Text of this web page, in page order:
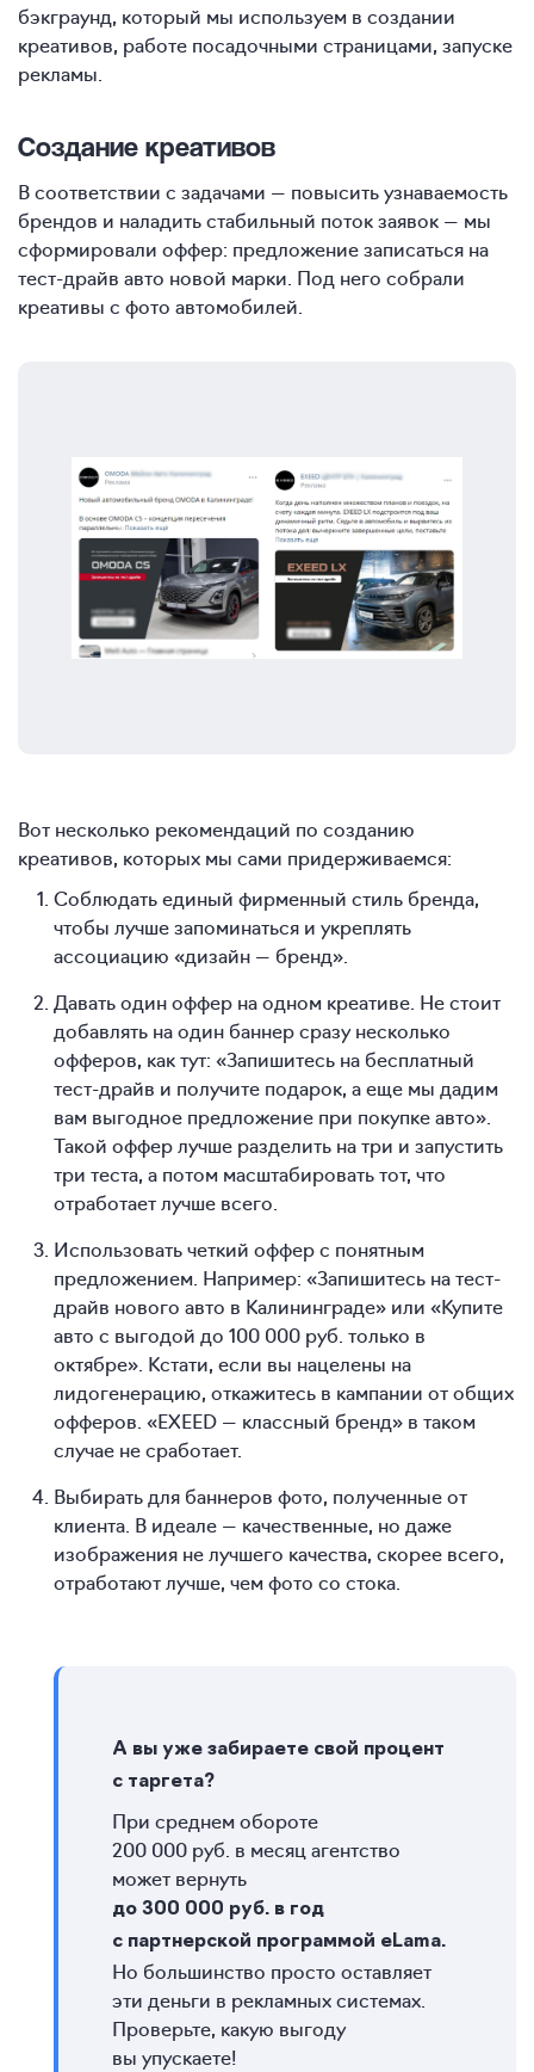
бэкграунд, который мы используем в создании
креативов, работе посадочными страницами, запуске
рекламы.
Создание креативов
В соответствии с задачами — повысить узнаваемость
брендов и наладить стабильный поток заявок — мы
сформировали оффер: предложение записаться на
тест-драйв авто новой марки. Под него собрали
креативы с фото автомобилей.
Вот несколько рекомендаций по созданию
креативов, которых мы сами придерживаемся:
Соблюдать единый фирменный стиль бренда,
чтобы лучше запоминаться и укреплять
ассоциацию «дизайн — бренд».
Давать один оффер на одном креативе. Не стоит
добавлять на один баннер сразу несколько
офферов, как тут: «Запишитесь на бесплатный
тест-драйв и получите подарок, а еще мы дадим
вам выгодное предложение при покупке авто».
Такой оффер лучше разделить на три и запустить
три теста, а потом масштабировать тот, что
отработает лучше всего.
Использовать четкий оффер с понятным
предложением. Например: «Запишитесь на тест-
драйв нового авто в Калининграде» или «Купите
авто с выгодой до 100 000 руб. только в
октябре». Кстати, если вы нацелены на
лидогенерацию, откажитесь в кампании от общих
офферов. «EXEED — классный бренд» в таком
случае не сработает.
Выбирать для баннеров фото, полученные от
клиента. В идеале — качественные, но даже
изображения не лучшего качества, скорее всего,
отработают лучше, чем фото со стока.
А вы уже забираете свой процент
с таргета?
При среднем обороте
200 000 руб. в месяц агентство
может вернуть
до 300 000 руб. в год
с партнерской программой eLama.
Но большинство просто оставляет
эти деньги в рекламных системах.
Проверьте, какую выгоду
вы упускаете!